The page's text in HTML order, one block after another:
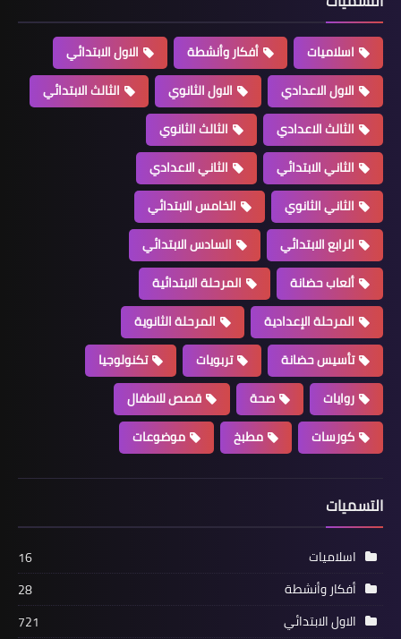
اسلاميات أفكار وأنشطة
الاول الابتدائي
الاول الاعدادي
الاول الثانوي
الثالث الابتدائي
الثالث الاعدادي
الثالث الثانوي
الثاني الابتدائي
الثاني الاعدادي
الثاني الثانوي
الخامس الابتدائي
الرابع الابتدائي
السادس الابتدائي
ألعاب حضانة
المرحلة الابتدائية
المرحلة الإعدادية
المرحلة الثانوية
تأسيس حضانة
تربويات
تكنولوجيا
روايات
صحة
قصص للاطفال
كورسات
مطبخ موضوعات
التسميات
اسلاميات
16
أفكار وأنشطة
28
الاول الابتدائي
721